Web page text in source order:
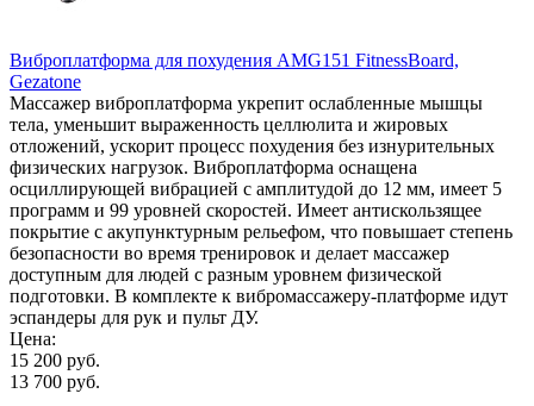
Виброплатформа для похудения AMG151 FitnessBoard,
Gezatone
Массажер виброплатформа укрепит ослабленные мышцы
тела, уменьшит выраженность целлюлита и жировых
отложений, ускорит процесс похудения без изнурительных
физических нагрузок. Виброплатформа оснащена
осциллирующей вибрацией с амплитудой до 12 мм, имеет 5
программ и 99 уровней скоростей. Имеет антискользящее
покрытие с акупунктурным рельефом, что повышает степень
безопасности во время тренировок и делает массажер
доступным для людей с разным уровнем физической
подготовки. В комплекте к вибромассажеру-платформе идут
эспандеры для рук и пульт ДУ.
Цена:
15 200 руб.
13 700 руб.